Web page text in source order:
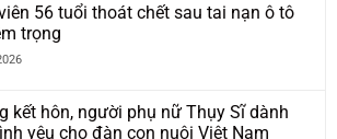
56 tuổi thoát chết sau tai nạn ô tô
trọng
kết hôn, người phụ nữ Thụy Sĩ dành
yêu cho đàn con nuôi Việt Nam